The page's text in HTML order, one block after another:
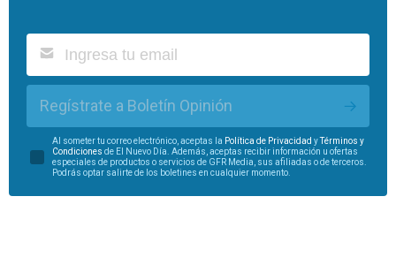
Regístrate a Boletín Opinión
Al someter tu correo electrónico, aceptas la Política de Privacidad y
Términos y
Condiciones de El Nuevo Día. Además, aceptas recibir información u ofertas
especiales de productos o servicios de GFR Media, sus afiliadas o de terceros.
Podrás optar salirte de los boletines en cualquier momento.